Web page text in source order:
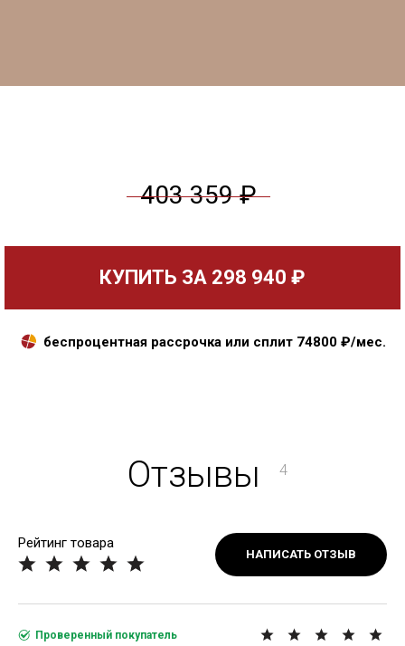
403 359 ₽
КУПИТЬ ЗА 298 940 ₽
беспроцентная рассрочка или сплит 74800₽/мес.
Отзывы 4
Рейтинг товара
НАПИСАТЬ ОТЗЫВ
Проверенный покупатель